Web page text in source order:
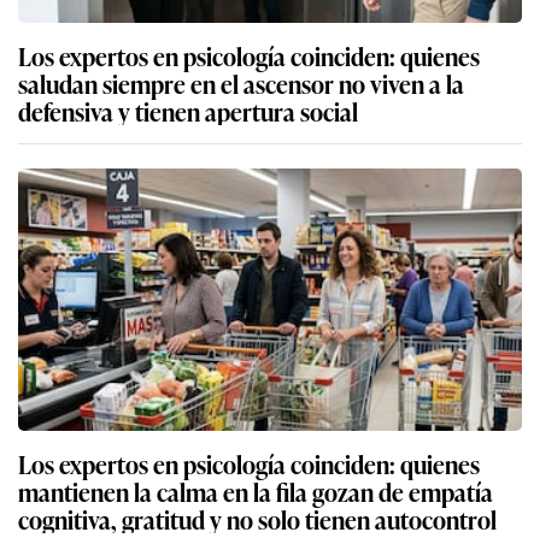
Los expertos en psicología coinciden: quienes
saludan siempre en el ascensor no viven a la
defensiva y tienen apertura social
Los expertos en psicología coinciden: quienes
mantienen la calma en la fila gozan de empatía
cognitiva, gratitud y no solo tienen autocontrol